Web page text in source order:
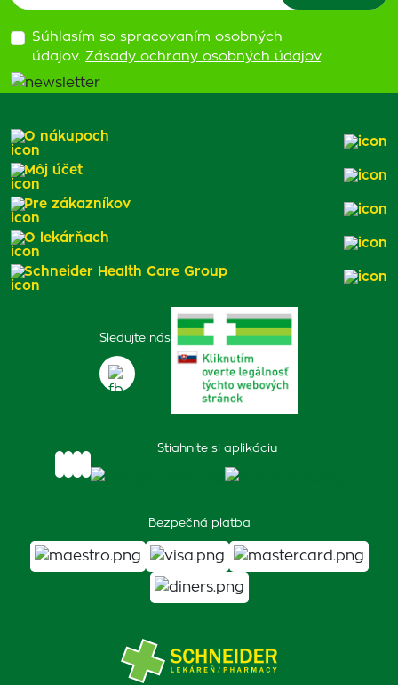
Súhlasím so spracovaním osobných
údajov. Zásady ochrany osobných údajov.
Sledujte nás
Stiahnite si aplikáciu
Bezpečná platba
O nákupoch
Môj účet
Pre zákazníkov
O lekárňach
Schneider Health Care Group